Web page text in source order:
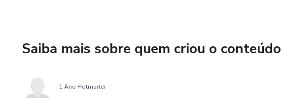
Saiba mais sobre quem criou o conteúdo
1 Ano Hotmarter